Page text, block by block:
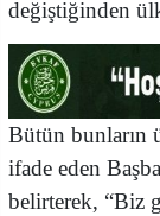
değiştiğinden
Bütün bunların
ifade eden
belirterek, “Biz